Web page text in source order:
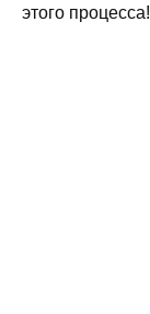
этого процесса!